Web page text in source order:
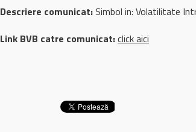
Descriere comunicat:Simbol in: Volatilitate
Link BVB catre comunicat:click aici